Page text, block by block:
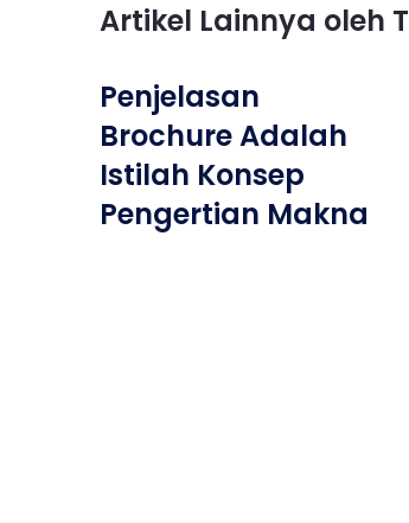
Artikel Lainnya oleh
Penjelasan
Brochure Adalah
Istilah Konsep
Pengertian Makna